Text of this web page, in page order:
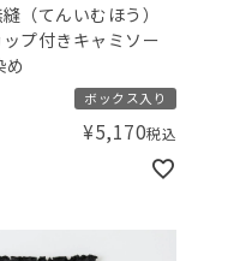
（てんいむほう）
ップ付きキャミソー
め
ボックス入り
¥5,170税込